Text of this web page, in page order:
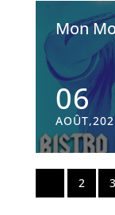
Mon
06
2 3